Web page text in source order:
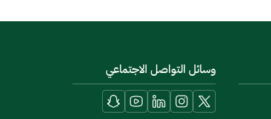
وسائل التواصل الاجتماعي